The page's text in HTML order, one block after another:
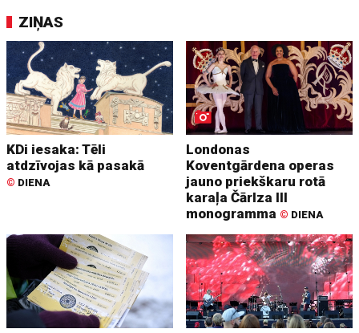
ZIŅAS
KDi iesaka: Tēli
atdzīvojas kā pasakā
© DIENA
Londonas
Koventgārdena operas
jauno priekškaru rotā
karaļa Čārlza III
monogramma © DIENA